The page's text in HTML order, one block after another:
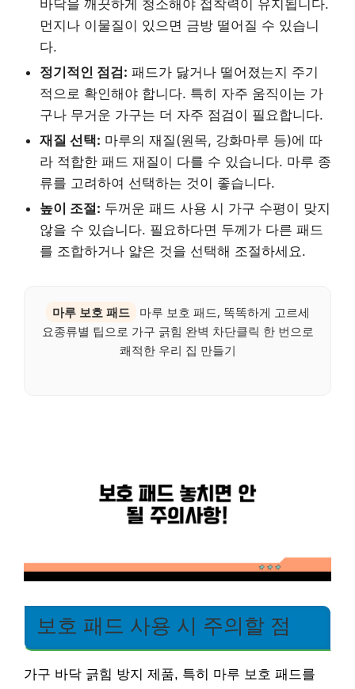
바닥을 깨끗하게 청소해야 접착력이 유지됩니다.
먼지나 이물질이 있으면 금방 떨어질 수 있습니
다.
정기적인 점검: 패드가 닳거나 떨어졌는지 주기
적으로 확인해야 합니다. 특히 자주 움직이는 가
구나 무거운 가구는 더 자주 점검이 필요합니다.
재질 선택: 마루의 재질(원목, 강화마루 등)에 따
라 적합한 패드 재질이 다를 수 있습니다. 마루 종
류를 고려하여 선택하는 것이 좋습니다.
높이 조절: 두꺼운 패드 사용 시 가구 수평이 맞지
않을 수 있습니다. 필요하다면 두께가 다른 패드
를 조합하거나 얇은 것을 선택해 조절하세요.
마루 보호 패드
마루 보호 패드, 똑똑하게 고르세
요종류별 팁으로 가구 긁힘 완벽 차단클릭 한 번으로
쾌적한 우리 집 만들기
보호 패드 사용 시 주의할 점
가구 바닥 긁힘 방지 제품, 특히 마루 보호 패드를